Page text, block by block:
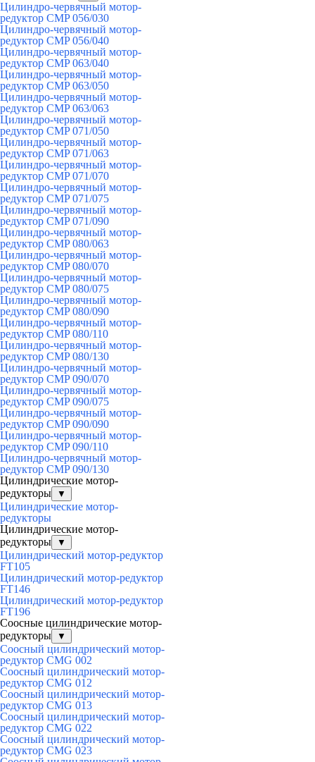
Цилиндро-червячный мотор-
редуктор CMP 056/030
Цилиндро-червячный мотор-
редуктор CMP 056/040
Цилиндро-червячный мотор-
редуктор CMP 063/040
Цилиндро-червячный мотор-
редуктор CMP 063/050
Цилиндро-червячный мотор-
редуктор CMP 063/063
Цилиндро-червячный мотор-
редуктор CMP 071/050
Цилиндро-червячный мотор-
редуктор CMP 071/063
Цилиндро-червячный мотор-
редуктор CMP 071/070
Цилиндро-червячный мотор-
редуктор CMP 071/075
Цилиндро-червячный мотор-
редуктор CMP 071/090
Цилиндро-червячный мотор-
редуктор CMP 080/063
Цилиндро-червячный мотор-
редуктор CMP 080/070
Цилиндро-червячный мотор-
редуктор CMP 080/075
Цилиндро-червячный мотор-
редуктор CMP 080/090
Цилиндро-червячный мотор-
редуктор CMP 080/110
Цилиндро-червячный мотор-
редуктор CMP 080/130
Цилиндро-червячный мотор-
редуктор CMP 090/070
Цилиндро-червячный мотор-
редуктор CMP 090/075
Цилиндро-червячный мотор-
редуктор CMP 090/090
Цилиндро-червячный мотор-
редуктор CMP 090/110
Цилиндро-червячный мотор-
редуктор CMP 090/130
Цилиндрические мотор-
редукторы
▼
Цилиндрические мотор-
редукторы
Цилиндрические мотор-
редукторы
▼
Цилиндрический мотор-редуктор
FT105
Цилиндрический мотор-редуктор
FT146
Цилиндрический мотор-редуктор
FT196
Соосные цилиндрические мотор-
редукторы
▼
Соосный цилиндрический мотор-
редуктор CMG 002
Соосный цилиндрический мотор-
редуктор CMG 012
Соосный цилиндрический мотор-
редуктор CMG 013
Соосный цилиндрический мотор-
редуктор CMG 022
Соосный цилиндрический мотор-
редуктор CMG 023